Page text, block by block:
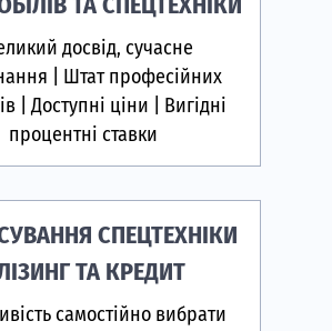
досвід, сучасне
| Штат професійних
| Доступні ціни | Вигідні
процентні ставки
СПЕЦТЕХНІКИ
ТА КРЕДИТ
самостійно вибрати